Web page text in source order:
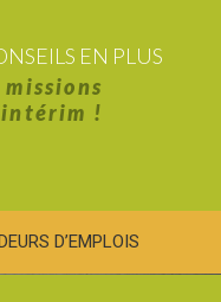
EN PLUS
missions
!
D’EMPLOIS